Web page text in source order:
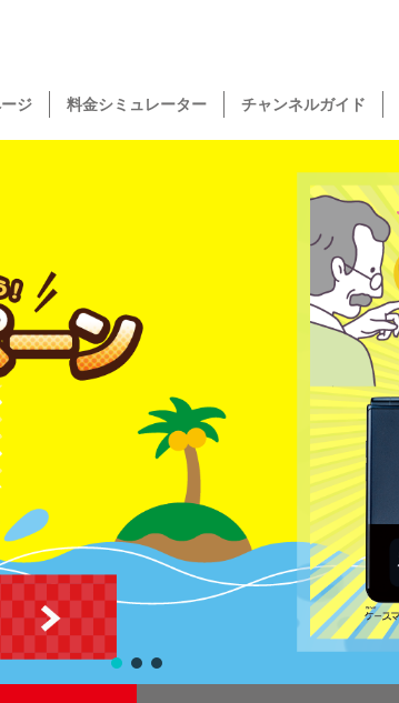
ジ 料金シミュレーター チャンネルガイド